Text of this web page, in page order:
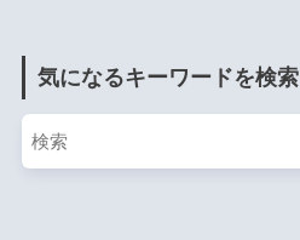
気になるキーワードを検索